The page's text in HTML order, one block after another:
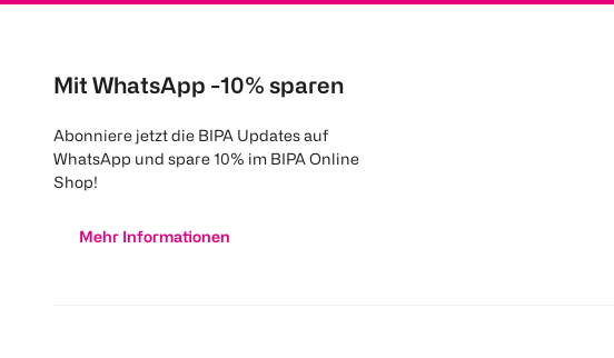
Mit WhatsApp -10% sparen
Abonniere jetzt die BIPA Updates auf
WhatsApp und spare 10% im BIPA Online
Shop!
Mehr Informationen